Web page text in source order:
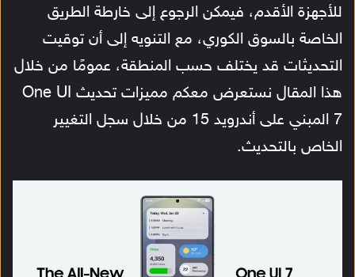
للأجهزة الأقدم، فيمكن الرجوع إلى خارطة الطريق
الخاصة بالسوق الكوري، مع التنويه إلى أن توقيت
التحديثات قد يختلف حسب المنطقة، عمومًا من خلال
هذا المقال نستعرض معكم مميزات تحديث One UI
7 المبني على أندرويد 15 من خلال سجل التغيير
الخاص بالتحديث.